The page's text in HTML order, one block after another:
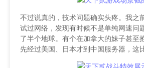
不过说真的，技术问题确实头疼。我之
试过网络，发现有时候不是单纯网速问
了半个地球。有个在加拿大的妹子甚至
先经过美国、日本才到中国服务器，这